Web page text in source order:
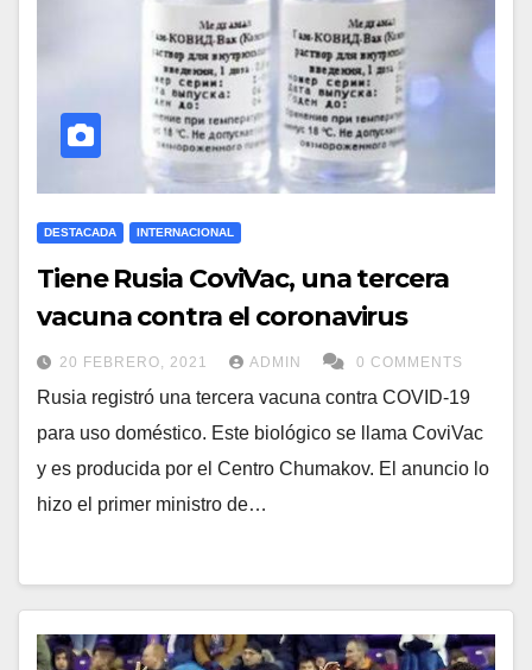
DESTACADA INTERNACIONAL
Tiene Rusia CoviVac, una tercera
vacuna contra el coronavirus
20 FEBRERO, 2021 ADMIN 0 COMMENTS
Rusia registró una tercera vacuna contra COVID-19
para uso doméstico. Este biológico se llama CoviVac
y es producida por el Centro Chumakov. El anuncio lo
hizo el primer ministro de…